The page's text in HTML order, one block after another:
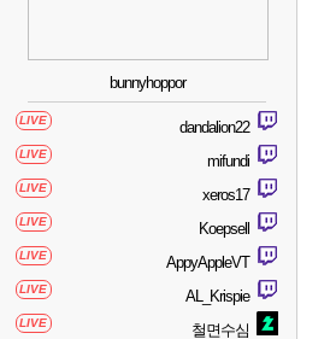
bunnyhoppor
LIVE dandalion22
LIVE mifundi
LIVE xeros17
LIVE Koepsell
LIVE AppyAppleVT
LIVE AL_Krispie
LIVE 철면수심